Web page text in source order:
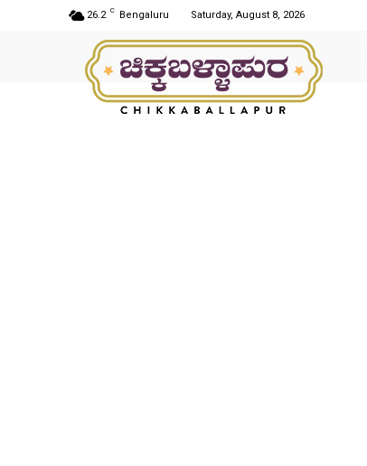
26.2 C Bengaluru Saturday, August 8, 2026